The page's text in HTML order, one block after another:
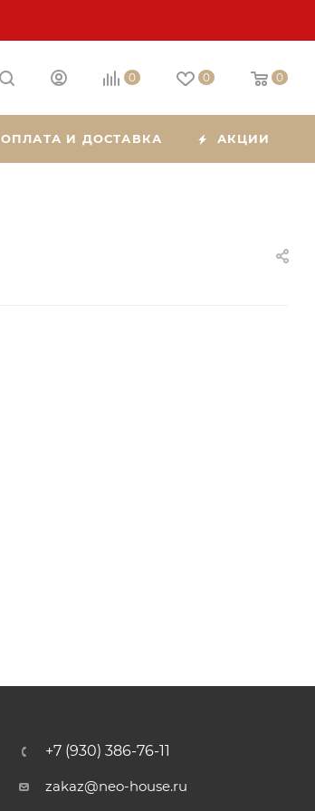
0 0 0
ОПЛАТА И ДОСТАВКА АКЦИИ
+7 (930) 386-76-11
zakaz@neo-house.ru